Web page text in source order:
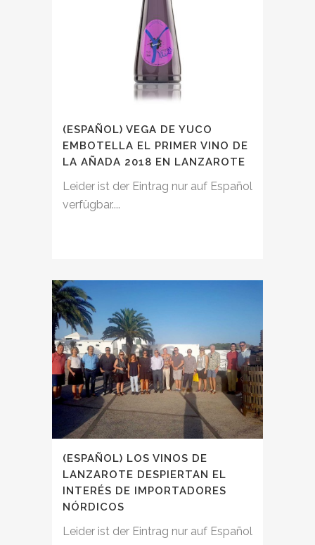
(ESPAÑOL) VEGA DE YUCO
EMBOTELLA EL PRIMER VINO DE
LA AÑADA 2018 EN LANZAROTE
Leider ist der Eintrag nur auf Español
verfügbar....
(ESPAÑOL) LOS VINOS DE
LANZAROTE DESPIERTAN EL
INTERÉS DE IMPORTADORES
NÓRDICOS
Leider ist der Eintrag nur auf Español